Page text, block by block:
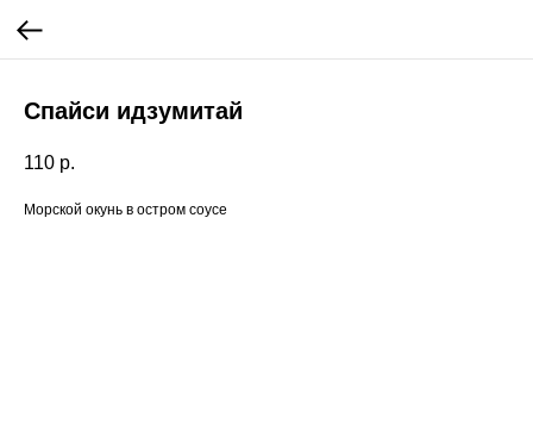
Спайси идзумитай
110 р.
Морской окунь в остром соусе